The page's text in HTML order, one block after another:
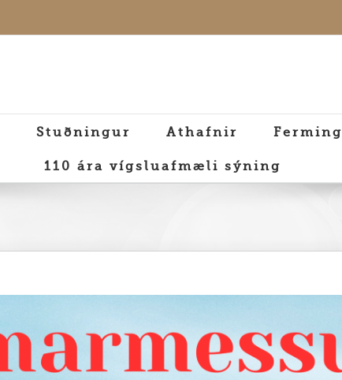
Stuðningur Athafnir Ferming
110 ára vígsluafmæli sýning